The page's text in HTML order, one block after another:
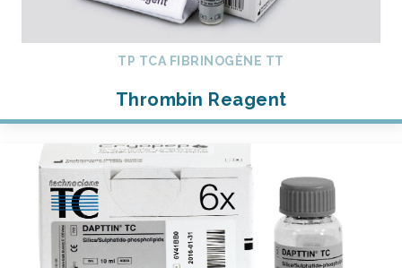
TP TCA FIBRINOGÈNE TT
Thrombin Reagent